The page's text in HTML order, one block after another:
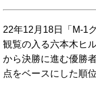
22年12月18日「M-1
観覧の入る六本木ヒ
から決勝に進む優勝
点をベースにした順